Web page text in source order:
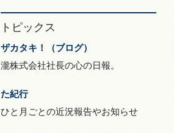
トピックス
ザカタキ！（ブログ）
瀧株式会社社長の心の日報。
た紀行
ひと月ごとの近況報告やお知らせ